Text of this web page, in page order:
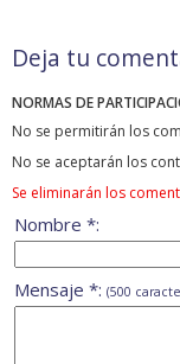
Deja tu
NORMAS DE
No se permitirán los
No se aceptarán los
Se eliminarán los
Nombre *:
Mensaje *: (500